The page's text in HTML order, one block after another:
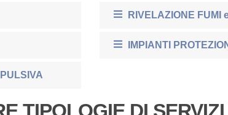
RIVELAZIONE FUMI
IMPIANTI